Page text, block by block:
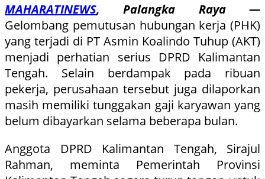
MAHARATINEWS, Palangka Raya —
Gelombang pemutusan hubungan kerja (PHK)
yang terjadi di PT Asmin Koalindo Tuhup (AKT)
menjadi perhatian serius DPRD Kalimantan
Tengah. Selain berdampak pada ribuan
pekerja, perusahaan tersebut juga dilaporkan
masih memiliki tunggakan gaji karyawan yang
belum dibayarkan selama beberapa bulan.
Anggota DPRD Kalimantan Tengah, Sirajul
Rahman, meminta Pemerintah Provinsi